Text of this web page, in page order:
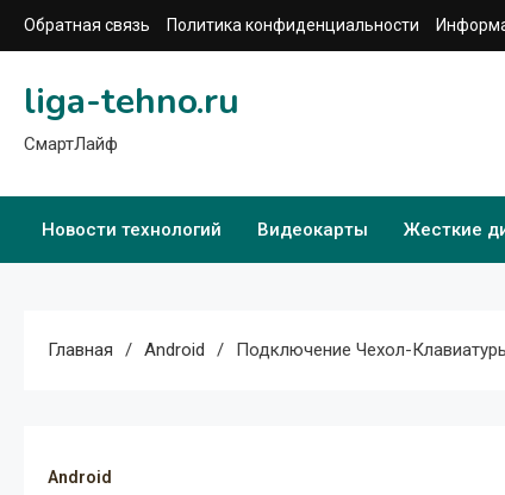
Перейти
к
Обратная связь Политика конфиденциальности
liga-tehno.ru
СмартЛайф
Новости технологий Видеокарты Жесткие
Главная Android Подключение Чехол-
Android